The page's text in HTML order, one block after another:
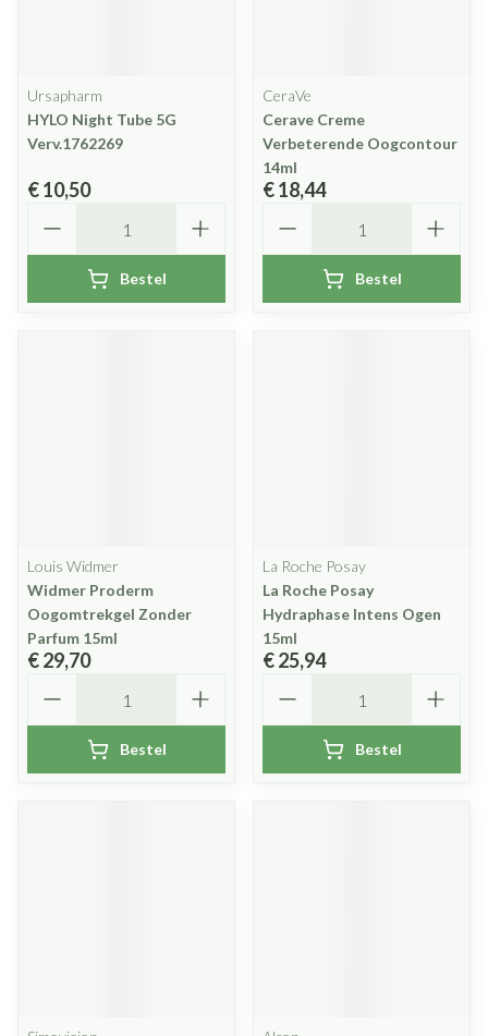
Ursapharm
HYLO Night Tube 5G
Verv.1762269
€ 10,50
Bestel
CeraVe
Cerave Creme
Verbeterende Oogcontour
14ml
€ 18,44
Bestel
Louis Widmer
Widmer Proderm
Oogomtrekgel Zonder
Parfum 15ml
€ 29,70
Bestel
La Roche Posay
La Roche Posay
Hydraphase Intens Ogen
15ml
€ 25,94
Bestel